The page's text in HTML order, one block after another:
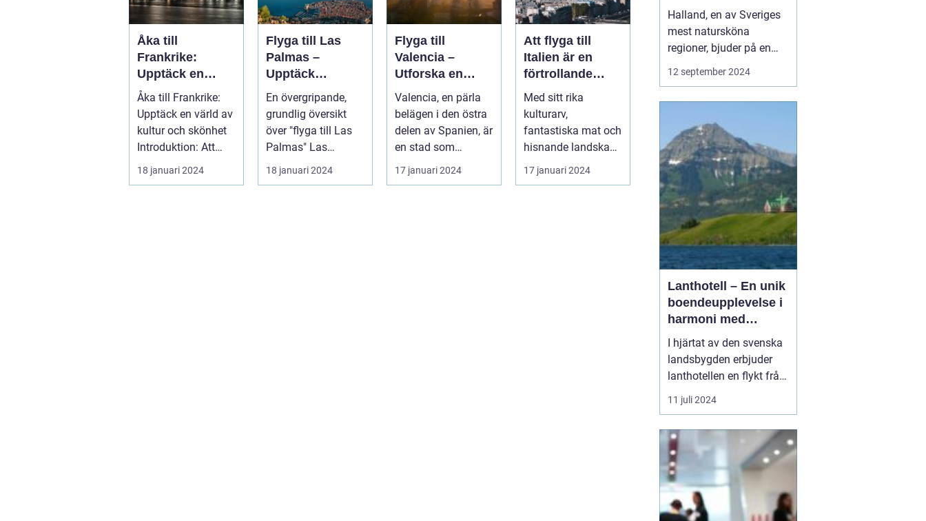
Åka till
Frankrike:
Upptäck en
värld av kultur
och skönhet
Åka till Frankrike:
Upptäck en värld av
kultur och skönhet
Introduktion: Att
resa till Frankrike
är...
18 januari 2024
Flyga till Las
Palmas –
Upptäck
Kanarieöarnas
pärla
En övergripande,
grundlig översikt
över "flyga till Las
Palmas" Las
Palmas, beläget på
Gran Canaria...
18 januari 2024
Flyga till
Valencia –
Utforska en
färgstark stad i
Spanien
Valencia, en pärla
belägen i den östra
delen av Spanien, är
en stad som
kombinerar kustens
skönhet m...
17 januari 2024
Att flyga till
Italien är en
förtrollande
upplevelse som
lockar besökare
från hela
världen
Med sitt rika
kulturarv,
fantastiska mat och
hisnande landskap
har landet blivit en
av de populärast...
17 januari 2024
Bekymmersfritt
Getaway
Halland, en av Sveriges
mest natursköna
regioner, bjuder på en
perfekt kombination av
idyllisk landsbygd,
dessa vyer finns mysiga
pensionat som erbarkar
besökaren en unik inbli...
12 september 2024
Lanthotell – En unik
boendeupplevelse i
harmoni med
naturen
I hjärtat av den svenska
landsbygden erbjuder
lanthotellen en flykt från
vardagens hektik och en
chans att återupptäcka
skönhet.
Smålandstorpet står
som ett skinande
exempel på hur per...
11 juli 2024